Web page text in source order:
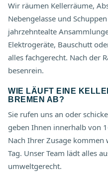
Wir räumen Kellerräume,
Nebengelasse und
jahrzehntealte
Elektrogeräte, Bauschutt
alles fachgerecht. Nach der
besenrein.
WIE LÄUFT EINE
BREMEN AB?
Sie rufen uns an oder
geben Ihnen innerhalb von
Nach Ihrer Zusage kommen
Tag. Unser Team lädt alles
umweltgerecht.